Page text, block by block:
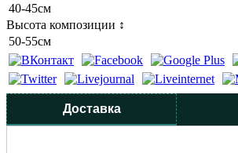
40-45см
Высота композиции ↕
50-55см
Доставка